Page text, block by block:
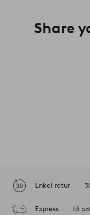
Share
Enkel retur
Express Få